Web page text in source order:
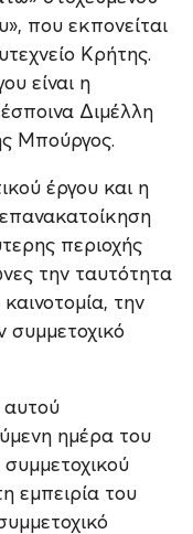
που εκπονείται
Κρήτης.
είναι η
Διμέλλη
Μπούργος.
έργου και η
περιοχής
την ταυτότητα
την
συμμετοχικό
αυτού
ημέρα του
εμπειρία του